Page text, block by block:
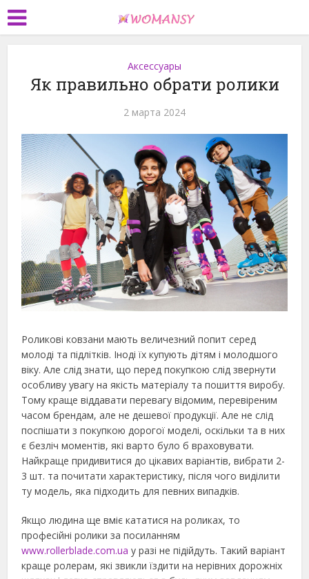
Аксессуары
Як правильно обрати ролики
2 марта 2024
Роликові ковзани мають величезний попит серед
молоді та підлітків. Іноді їх купують дітям і молодшого
віку. Але слід знати, що перед покупкою слід звернути
особливу увагу на якість матеріалу та пошиття виробу.
Тому краще віддавати перевагу відомим, перевіреним
часом брендам, але не дешевої продукції. Але не слід
поспішати з покупкою дорогої моделі, оскільки та в них
є безліч моментів, які варто було б враховувати.
Найкраще придивитися до цікавих варіантів, вибрати 2-
3 шт. та почитати характеристику, після чого виділити
ту модель, яка підходить для певних випадків.
Якщо людина ще вміє кататися на роликах, то
професійні ролики за посиланням
www.rollerblade.com.ua у разі не підійдуть. Такий варіант
краще ролерам, які звикли їздити на нерівних дорожніх